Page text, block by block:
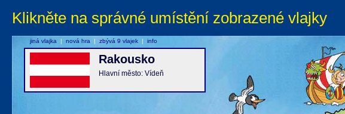
Klikněte na správné umístění zobrazené vlajky
Rakousko
Hlavní město: Vídeň
jiná vlajka | nová hra | zbývá 9 vlajek | info